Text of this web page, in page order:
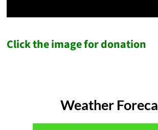
Click the image for donation
Weather